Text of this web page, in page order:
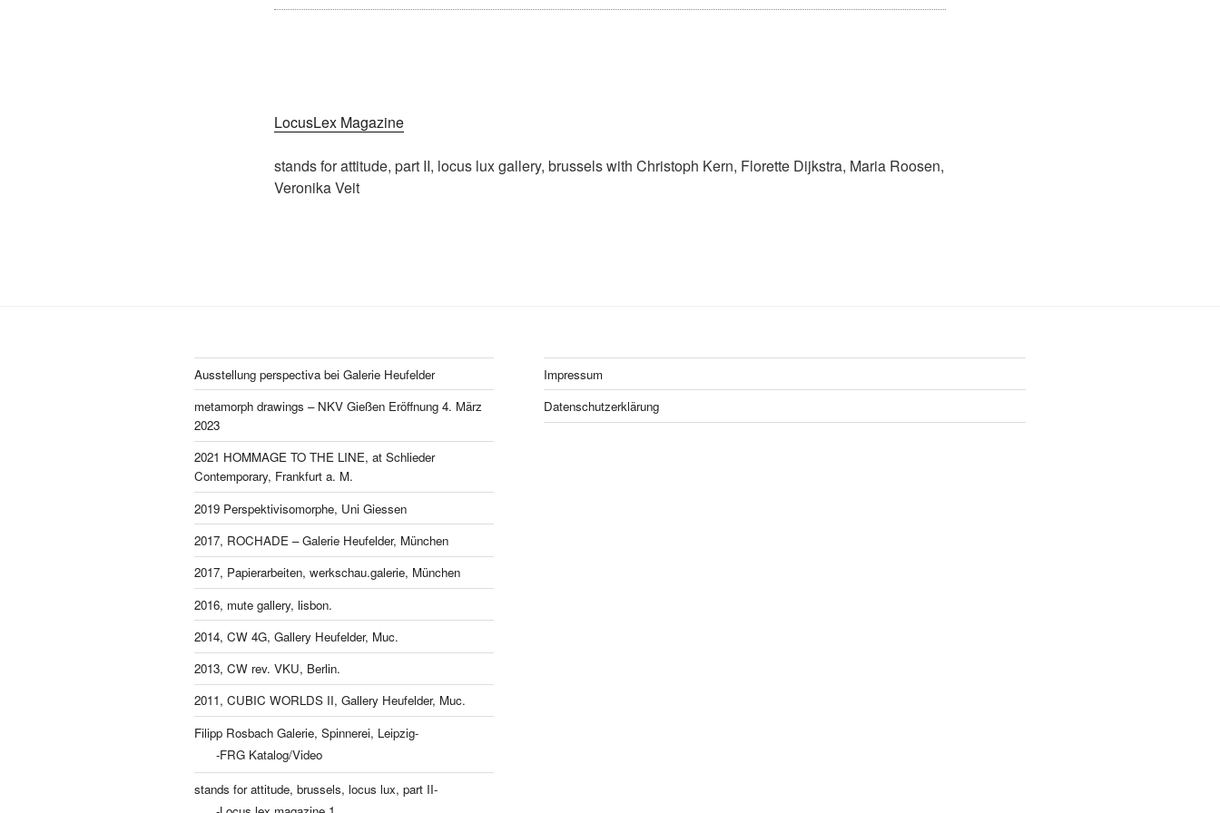
LocusLex Magazine
stands for attitude, part II, locus lux gallery, brussels with Christoph Kern, Florette Dijkstra, Maria Roosen,
Veronika Veit
Ausstellung perspectiva bei Galerie Heufelder
metamorph drawings – NKV Gießen Eröffnung 4. März
2023
2021 HOMMAGE TO THE LINE, at Schlieder
Contemporary, Frankfurt a. M.
2019 Perspektivisomorphe, Uni Giessen
2017, ROCHADE – Galerie Heufelder, München
2017, Papierarbeiten, werkschau.galerie, München
2016, mute gallery, lisbon.
2014, CW 4G, Gallery Heufelder, Muc.
2013, CW rev. VKU, Berlin.
2011, CUBIC WORLDS II, Gallery Heufelder, Muc.
Filipp Rosbach Galerie, Spinnerei, Leipzig-
-FRG Katalog/Video
stands for attitude, brussels, locus lux, part II-
Impressum
Datenschutzerklärung